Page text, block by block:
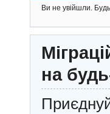
Ви не увійшли.
на